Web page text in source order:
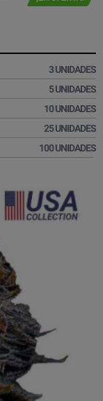
3 UNIDADES
5 UNIDADES
10 UNIDADES
25 UNIDADES
100 UNIDADES